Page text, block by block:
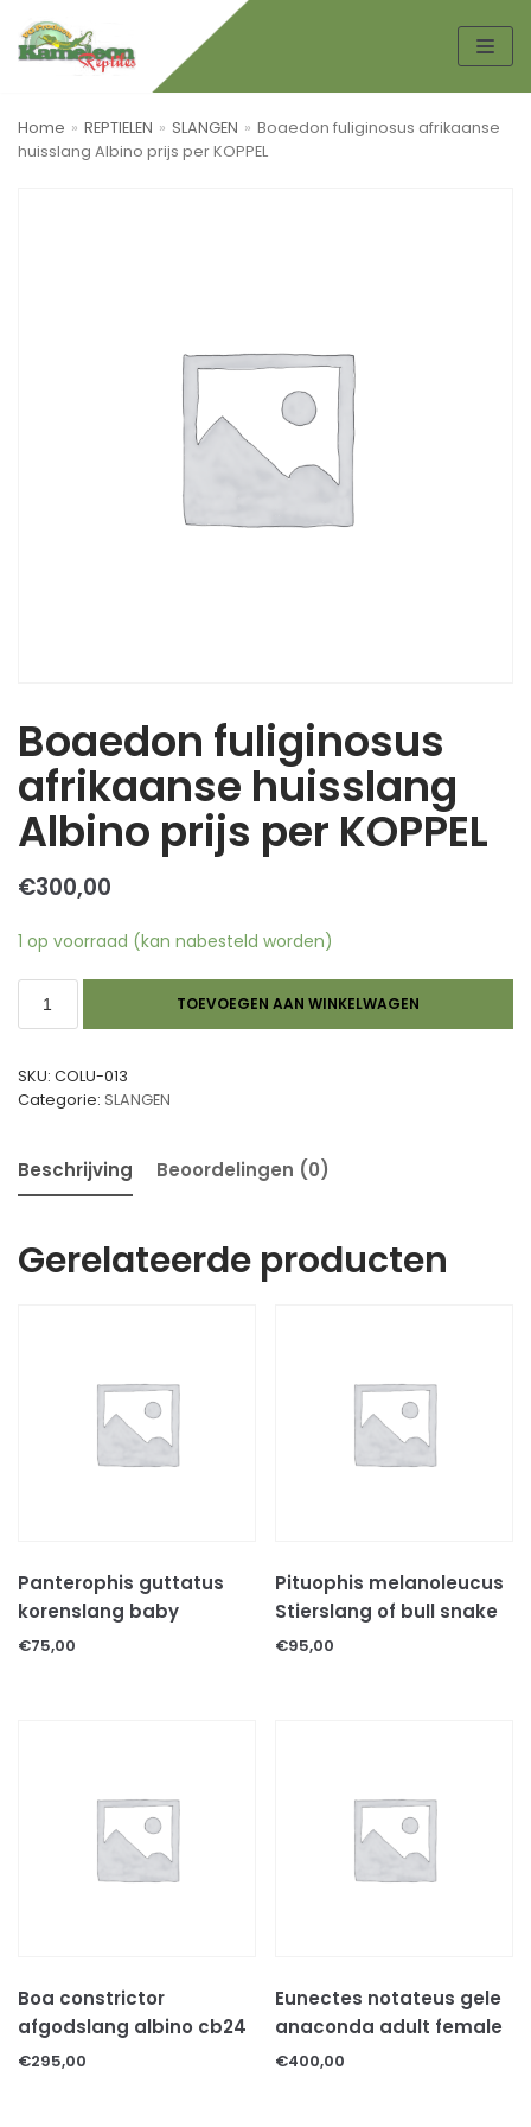
Spring
de
inhoud
Home » REPTIELEN » SLANGEN » Boaedon fuliginosus afrikaanse
huisslang Albino prijs per KOPPEL
Boaedon fuliginosus
afrikaanse huisslang
Albino prijs per KOPPEL
€300,00
1 op voorraad (kan nabesteld worden)
TOEVOEGEN AAN WINKELWAGEN
SKU: COLU-013
Categorie: SLANGEN
Beschrijving Beoordelingen (0)
Gerelateerde producten
Panterophis guttatus
korenslang baby
€75,00
Pituophis melanoleucus
Stierslang of bull snake
€95,00
Boa constrictor
afgodslang albino cb24
€295,00
Eunectes notateus gele
anaconda adult female
€400,00